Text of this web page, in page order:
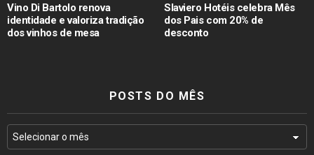
Vino Di Bartolo renova
identidade e valoriza tradição
dos vinhos de mesa
Slaviero Hotéis celebra Mês
dos Pais com 20% de
desconto
POSTS DO MÊS